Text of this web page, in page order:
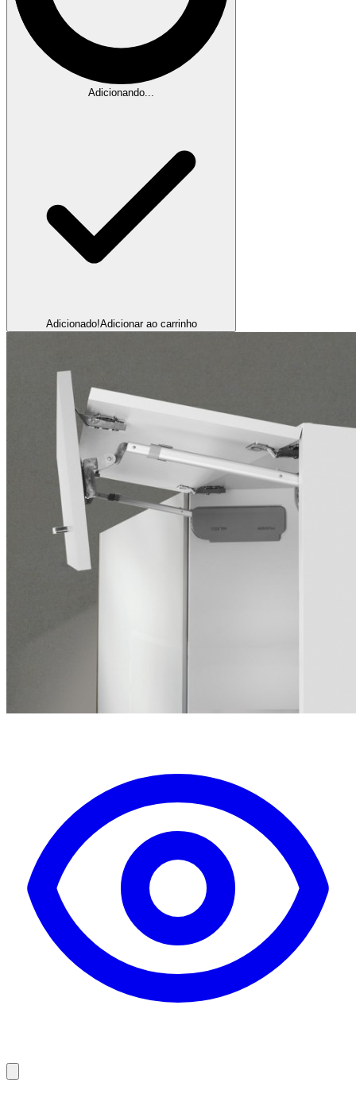
Adicionando...
Adicionado!Adicionar ao carrinho